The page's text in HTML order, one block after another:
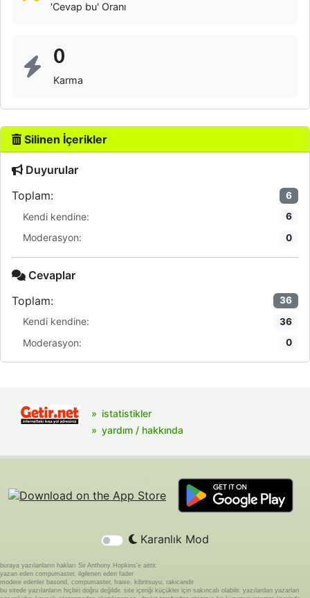
'Cevap bu' Oranı
0
Karma
Silinen İçerikler
Duyurular
Toplam:
6
Kendi kendine: 6
Moderasyon: 0
Cevaplar
Toplam:
36
Kendi kendine: 36
Moderasyon: 0
istatistikler
yardım / hakkında
Karanlık Mod
buraya yazılanların hakları Sir Anthony Hopkins'e aittir.
yazan eden compumaster, ilgilenen eden fader
modere edenler basond, compumaster, fraise, kibritsuyu, rakicandir
bu sitede yazılanların hiçbiri doğru değildir. site içeriği küçükler için sakıncalı olabilir. yazılardan yazarları